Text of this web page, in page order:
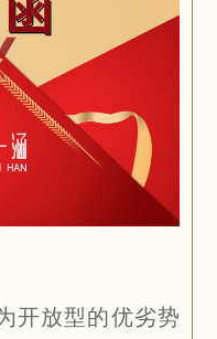
开放型的优劣势